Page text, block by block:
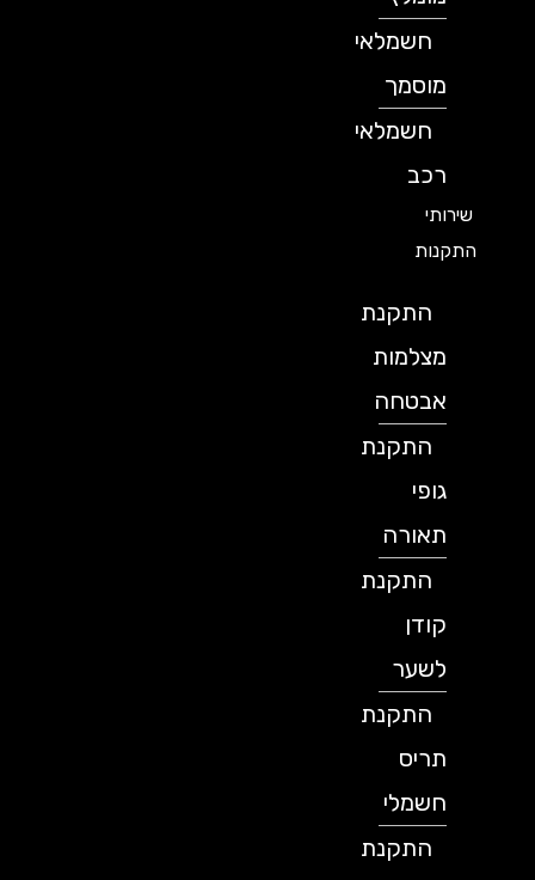
חשמלאי
מוסמך
חשמלאי
שירותי
התקנות
התקנת
מצלמות
אבטחה
התקנת
תאורה
התקנת
לשער
התקנת
תריס
חשמלי
התקנת